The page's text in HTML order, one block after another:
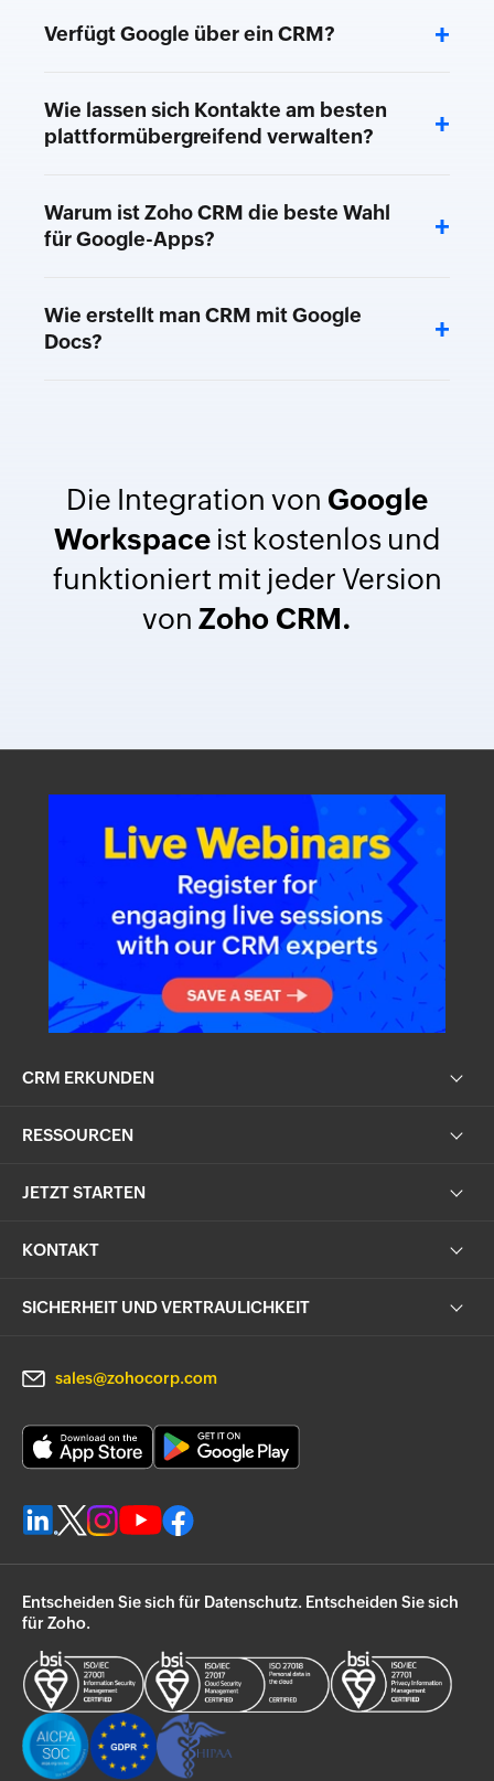
Verfügt Google über ein CRM? +
Wie lassen sich Kontakte am besten
plattformübergreifend verwalten?
+
Warum ist Zoho CRM die beste Wahl
für Google-Apps?
+
Wie erstellt man CRM mit Google
Docs?
+
Die Integration von Google
Workspace ist kostenlos und
funktioniert mit jeder Version
von Zoho CRM.
CRM ERKUNDEN
RESSOURCEN
JETZT STARTEN
KONTAKT
SICHERHEIT UND VERTRAULICHKEIT
sales@zohocorp.com
Entscheiden Sie sich für Datenschutz. Entscheiden Sie sich
für Zoho.